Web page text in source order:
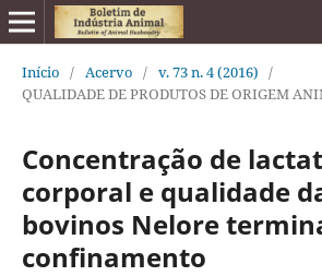
Início / Acervo / v. 73 n. 4 (2016) /
QUALIDADE DE PRODUTOS DE ORIGEM
Concentração de
corporal e qualidade
bovinos Nelore
confinamento